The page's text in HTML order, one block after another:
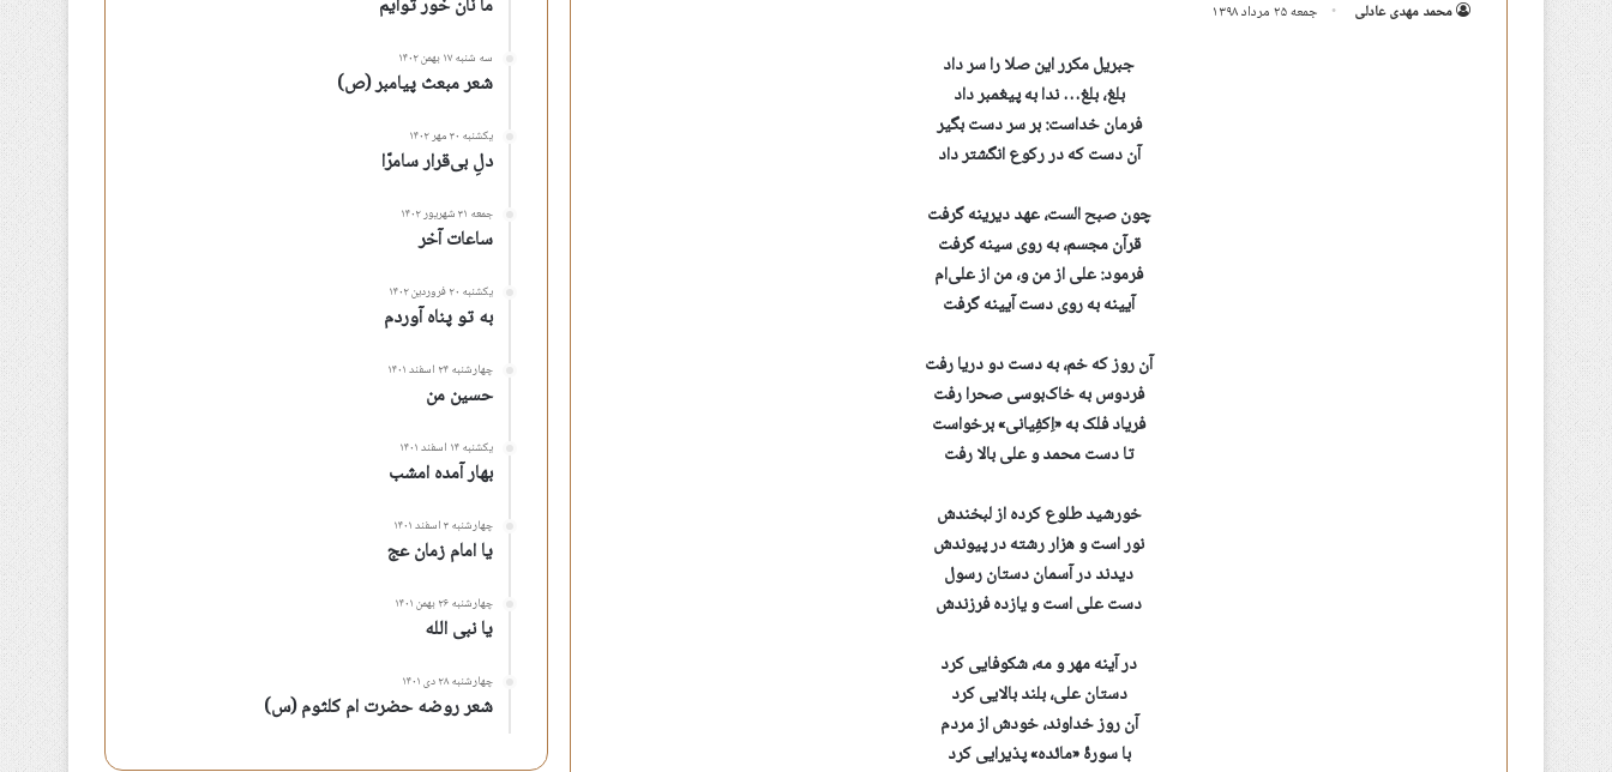
محمد مهدی عادلی جمعه ۲۵ مرداد ۱۳۹۸
جبریل مکرر این صلا را سر داد
بلغ، بلغ… ندا به پیغمبر داد
فرمان خداست: بر سر دست بگیر
آن دست که در رکوع انگشتر داد
چون صبح الست، عهد دیرینه گرفت
قرآن مجسم، به روی سینه گرفت
فرمود: علی از من و، من از علی‌ام
آیینه به روی دست آیینه گرفت
آن روز که خم، به دست دو دریا رفت
فردوس به خاک‌بوسی صحرا رفت
فریاد فلک به «اِکفِیانی» برخواست
تا دست محمد و علی بالا رفت
خورشید طلوع کرده از لبخندش
نور است و هزار رشته در پیوندش
دیدند در آسمان دستان رسول
دست علی است و یازده فرزندش
در آینه مهر و مه، شکوفایی کرد
دستان علی، بلند بالایی کرد
آن روز خداوند، خودش از مردم
با سورۀ «مائده» پذیرایی کرد
ما نان خور توأیم
سه شنبه ۱۷ بهمن ۱۴۰۲
شعر مبعث پیامبر (ص)
یکشنبه ۳۰ مهر ۱۴۰۲
دلِ بی‌قرار سامرّا
جمعه ۳۱ شهریور ۱۴۰۲
ساعات آخر
یکشنبه ۲۰ فروردین ۱۴۰۲
به تو پناه آوردم
چهارشنبه ۲۴ اسفند ۱۴۰۱
حسین من
یکشنبه ۱۴ اسفند ۱۴۰۱
بهار آمده امشب
چهارشنبه ۳ اسفند ۱۴۰۱
یا امام زمان عج
چهارشنبه ۲۶ بهمن ۱۴۰۱
یا نبی الله
چهارشنبه ۲۸ دی ۱۴۰۱
شعر روضه حضرت ام کلثوم (س)